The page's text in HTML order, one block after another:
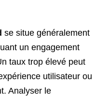
se situe généralement
un engagement
taux trop élevé peut
utilisateur ou
Analyser le